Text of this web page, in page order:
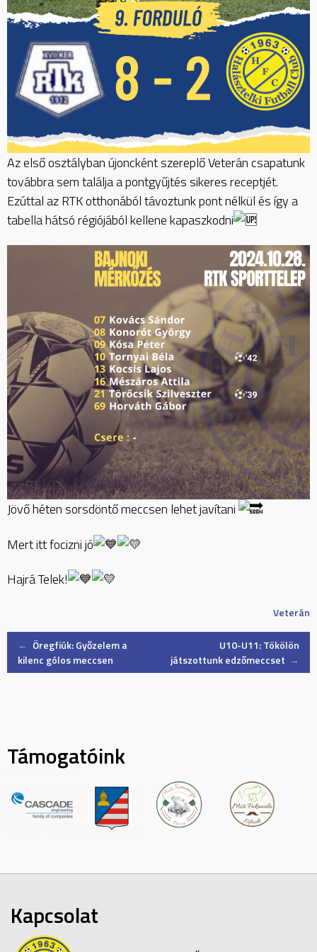
Az első osztályban újoncként szereplő Veterán csapatunk
továbbra sem találja a pontgyűjtés sikeres receptjét.
Ezúttal az RTK otthonából távoztunk pont nélkül és így a
tabella hátsó régiójából kellene kapaszkodni
Jövő héten sorsdöntő meccsen lehet javítani
Mertitt focizni jó
Hajrá Telek!
Veterán
Post
← Öregfiúk: Győzelem a
kilenc gólos meccsen
U10-U11: Tökölön
játszottunk edzőmeccset →
Támogatóink
Kapcsolat